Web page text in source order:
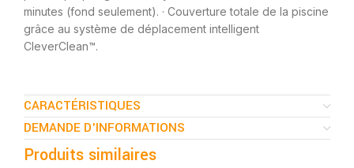
minutes (fond seulement). · Couverture totale de la piscine
grâce au système de déplacement intelligent
CleverClean™.
CARACTÉRISTIQUES
DEMANDE D'INFORMATIONS
Produits similaires